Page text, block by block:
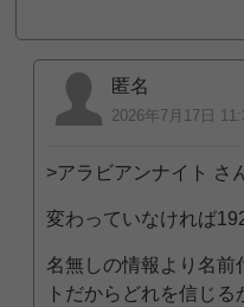
匿名
2026年7月17日
>アラビアンナイト さ
変わっていなければ
名無しの情報より名前
トだからどれを信じ